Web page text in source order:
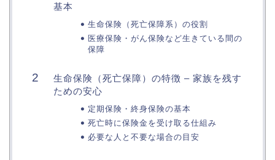
基本
生命保険（死亡保障系）の役割
医療保険・がん保険など生きている間の
保障
生命保険（死亡保障）の特徴 – 家族を残す
ための安心
定期保険・終身保険の基本
死亡時に保険金を受け取る仕組み
必要な人と不要な場合の目安